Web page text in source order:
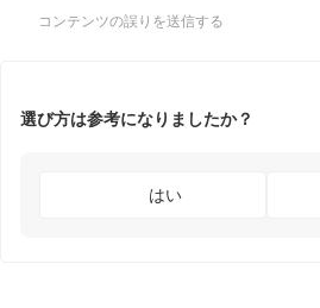
コンテンツの誤りを送信する
選び方は参考になりましたか？
はい